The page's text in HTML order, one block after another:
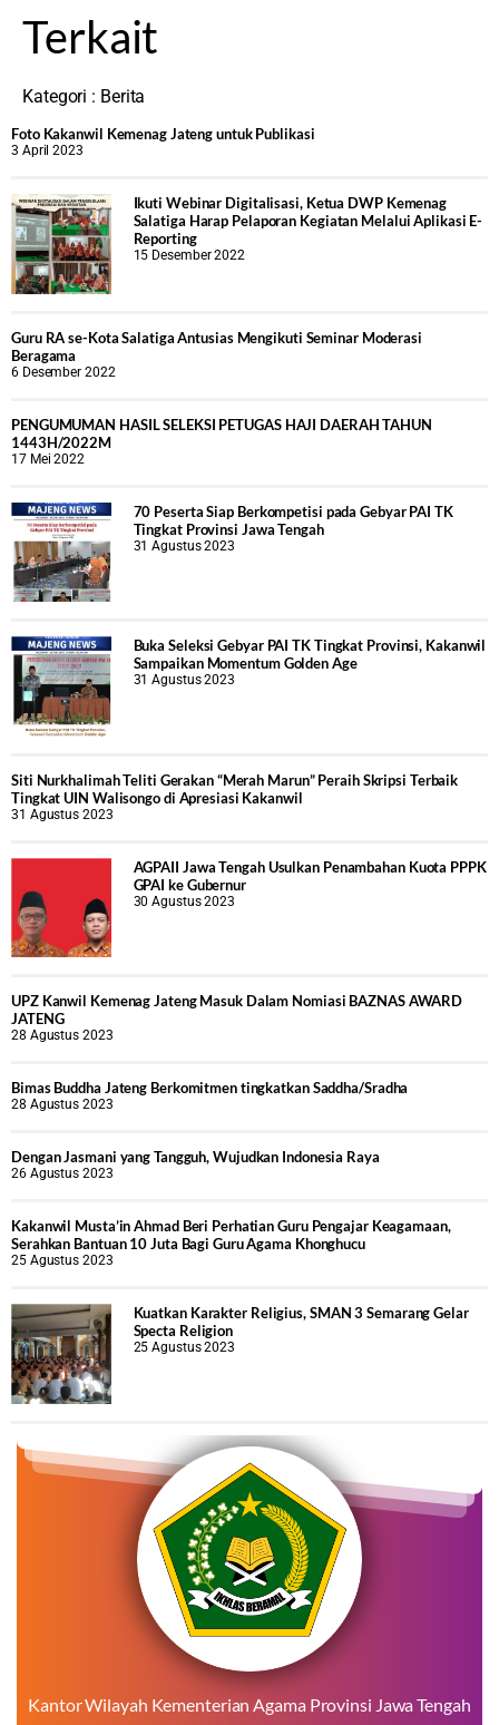
Terkait
Kategori : Berita
Foto Kakanwil Kemenag Jateng untuk Publikasi
3 April 2023
Ikuti Webinar Digitalisasi, Ketua DWP Kemenag
Salatiga Harap Pelaporan Kegiatan Melalui Aplikasi E-
Reporting
15 Desember 2022
Guru RA se-Kota Salatiga Antusias Mengikuti Seminar Moderasi
Beragama
6 Desember 2022
PENGUMUMAN HASIL SELEKSI PETUGAS HAJI DAERAH TAHUN
1443H/2022M
17 Mei 2022
70 Peserta Siap Berkompetisi pada Gebyar PAI TK
Tingkat Provinsi Jawa Tengah
31 Agustus 2023
Buka Seleksi Gebyar PAI TK Tingkat Provinsi, Kakanwil
Sampaikan Momentum Golden Age
31 Agustus 2023
Siti Nurkhalimah Teliti Gerakan “Merah Marun” Peraih Skripsi Terbaik
Tingkat UIN Walisongo di Apresiasi Kakanwil
31 Agustus 2023
AGPAII Jawa Tengah Usulkan Penambahan Kuota PPPK
GPAI ke Gubernur
30 Agustus 2023
UPZ Kanwil Kemenag Jateng Masuk Dalam Nomiasi BAZNAS AWARD
JATENG
28 Agustus 2023
Bimas Buddha Jateng Berkomitmen tingkatkan Saddha/Sradha
28 Agustus 2023
Dengan Jasmani yang Tangguh, Wujudkan Indonesia Raya
26 Agustus 2023
Kakanwil Musta’in Ahmad Beri Perhatian Guru Pengajar Keagamaan,
Serahkan Bantuan 10 Juta Bagi Guru Agama Khonghucu
25 Agustus 2023
Kuatkan Karakter Religius, SMAN 3 Semarang Gelar
Specta Religion
25 Agustus 2023
Kantor Wilayah Kementerian Agama Provinsi Jawa Tengah